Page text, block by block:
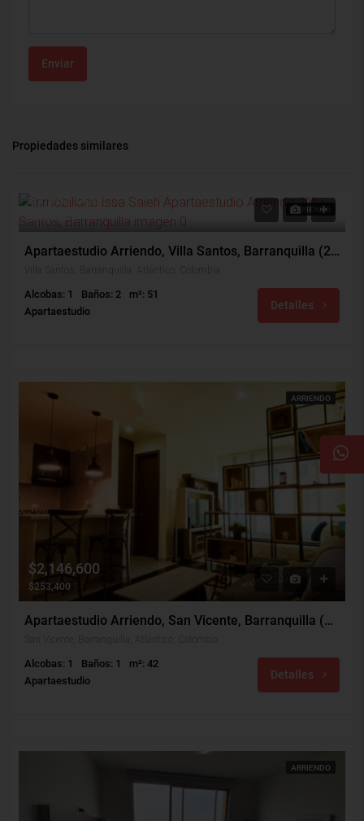
Enviar
Propiedades similares
ARRIENDO
$1,981,000
$219,000
Apartaestudio Arriendo, Villa Santos, Barranquilla (28527)
Alcobas: 1 Baños: 2
m²: 51
Apartaestudio
Detalles
ARRIENDO
$2,146,600
$253,400
Apartaestudio Arriendo, San Vicente, Barranquilla (31361)
Alcobas: 1 Baños: 1
m²: 42
Apartaestudio
Detalles
ARRIENDO